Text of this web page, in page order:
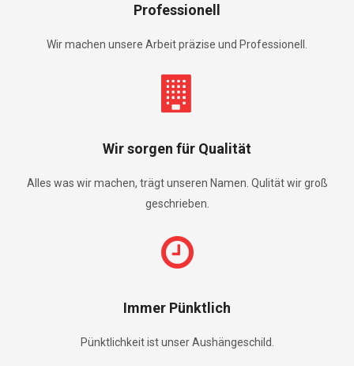
Professionell
Wir machen unsere Arbeit präzise und Professionell.
Wir sorgen für Qualität
Alles was wir machen, trägt unseren Namen. Qulität wir groß
geschrieben.
Immer Pünktlich
Pünktlichkeit ist unser Aushängeschild.